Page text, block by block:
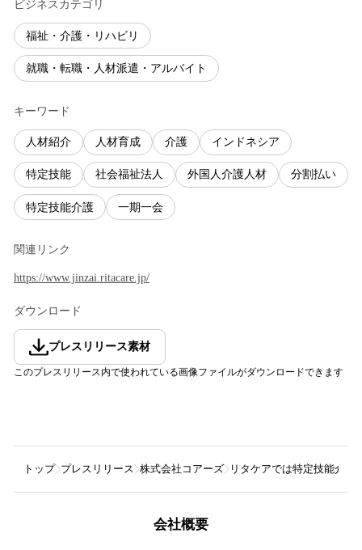
ビジネスカテゴリ
福祉・介護・リハビリ
就職・転職・人材派遣・アルバイト
キーワード
人材紹介 人材育成 介護 インドネシア
特定技能 社会福祉法人 外国人介護人材 分割払い
特定技能介護 一期一会
関連リンク
https://www.jinzai.ritacare.jp/
ダウンロード
プレスリリース素材
このプレスリリース内で使われている画像ファイルがダウンロードできます
トップ プレスリリース 株式会社コアーズ リタケアでは特定技能介
会社概要